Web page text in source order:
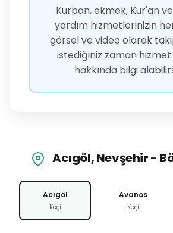
Kurban, ekmek, Kur'an
yardım hizmetlerinizin her
görsel ve video olarak
istediğiniz zaman
hakkında bilgi
Acıgöl, Nevşehir -
Acıgöl
Keçi
Avanos
Keçi